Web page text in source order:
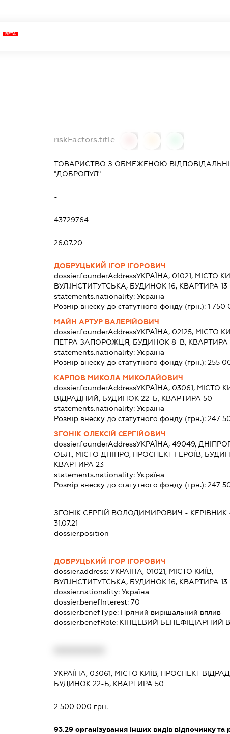
BETA
riskFactors.title
ТОВАРИСТВО З ОБМЕЖЕНОЮ
"ДОБРОПУЛ"
-
43729764
26.07.20
ДОБРУЦЬКИЙ ІГОР ІГОРОВИЧ
dossier.founderAddressУКРАЇНА, 01021, МІСТО
ВУЛ.ІНСТИТУТСЬКА, БУДИНОК 16, КВАРТИРА 13
statements.nationality:Україна
Розмір внеску до статутного фонду (грн.):1 750
МАЙН АРТУР ВАЛЕРІЙОВИЧ
dossier.founderAddressУКРАЇНА, 02125, МІСТО
ПЕТРА ЗАПОРОЖЦЯ, БУДИНОК 8-В, КВАРТИРА
statements.nationality:Україна
Розмір внеску до статутного фонду (грн.):255
КАРПОВ МИКОЛА МИКОЛАЙОВИЧ
dossier.founderAddressУКРАЇНА, 03061, МІСТО
ВІДРАДНИЙ, БУДИНОК 22-Б, КВАРТИРА 50
statements.nationality:Україна
Розмір внеску до статутного фонду (грн.):247
ЗГОНІК ОЛЕКСІЙ СЕРГІЙОВИЧ
dossier.founderAddressУКРАЇНА, 49049,
ОБЛ., МІСТО ДНІПРО, ПРОСПЕКТ ГЕРОЇВ,
КВАРТИРА 23
statements.nationality:Україна
Розмір внеску до статутного фонду (грн.):247
ЗГОНІК СЕРГІЙ ВОЛОДИМИРОВИЧ - КЕРІВНИК
31.07.21
dossier.position -
ДОБРУЦЬКИЙ ІГОР ІГОРОВИЧ
dossier.address:УКРАЇНА, 01021, МІСТО КИЇВ,
ВУЛ.ІНСТИТУТСЬКА, БУДИНОК 16, КВАРТИРА 13
dossier.nationality:Україна
dossier.benefInterest:70
dossier.benefType: Прямий вирішальний вплив
dossier.benefRole: КІНЦЕВИЙ БЕНЕФІЦІАРНИЙ
УКРАЇНА, 03061, МІСТО КИЇВ, ПРОСПЕКТ
БУДИНОК 22-Б, КВАРТИРА 50
2 500 000 грн.
93.29 організування інших видів відпочинку та